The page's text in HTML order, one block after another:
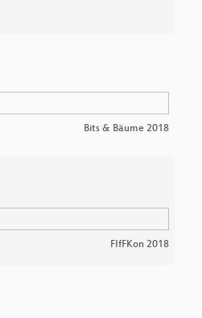
Bits & Bäume 2018
FIfFKon 2018